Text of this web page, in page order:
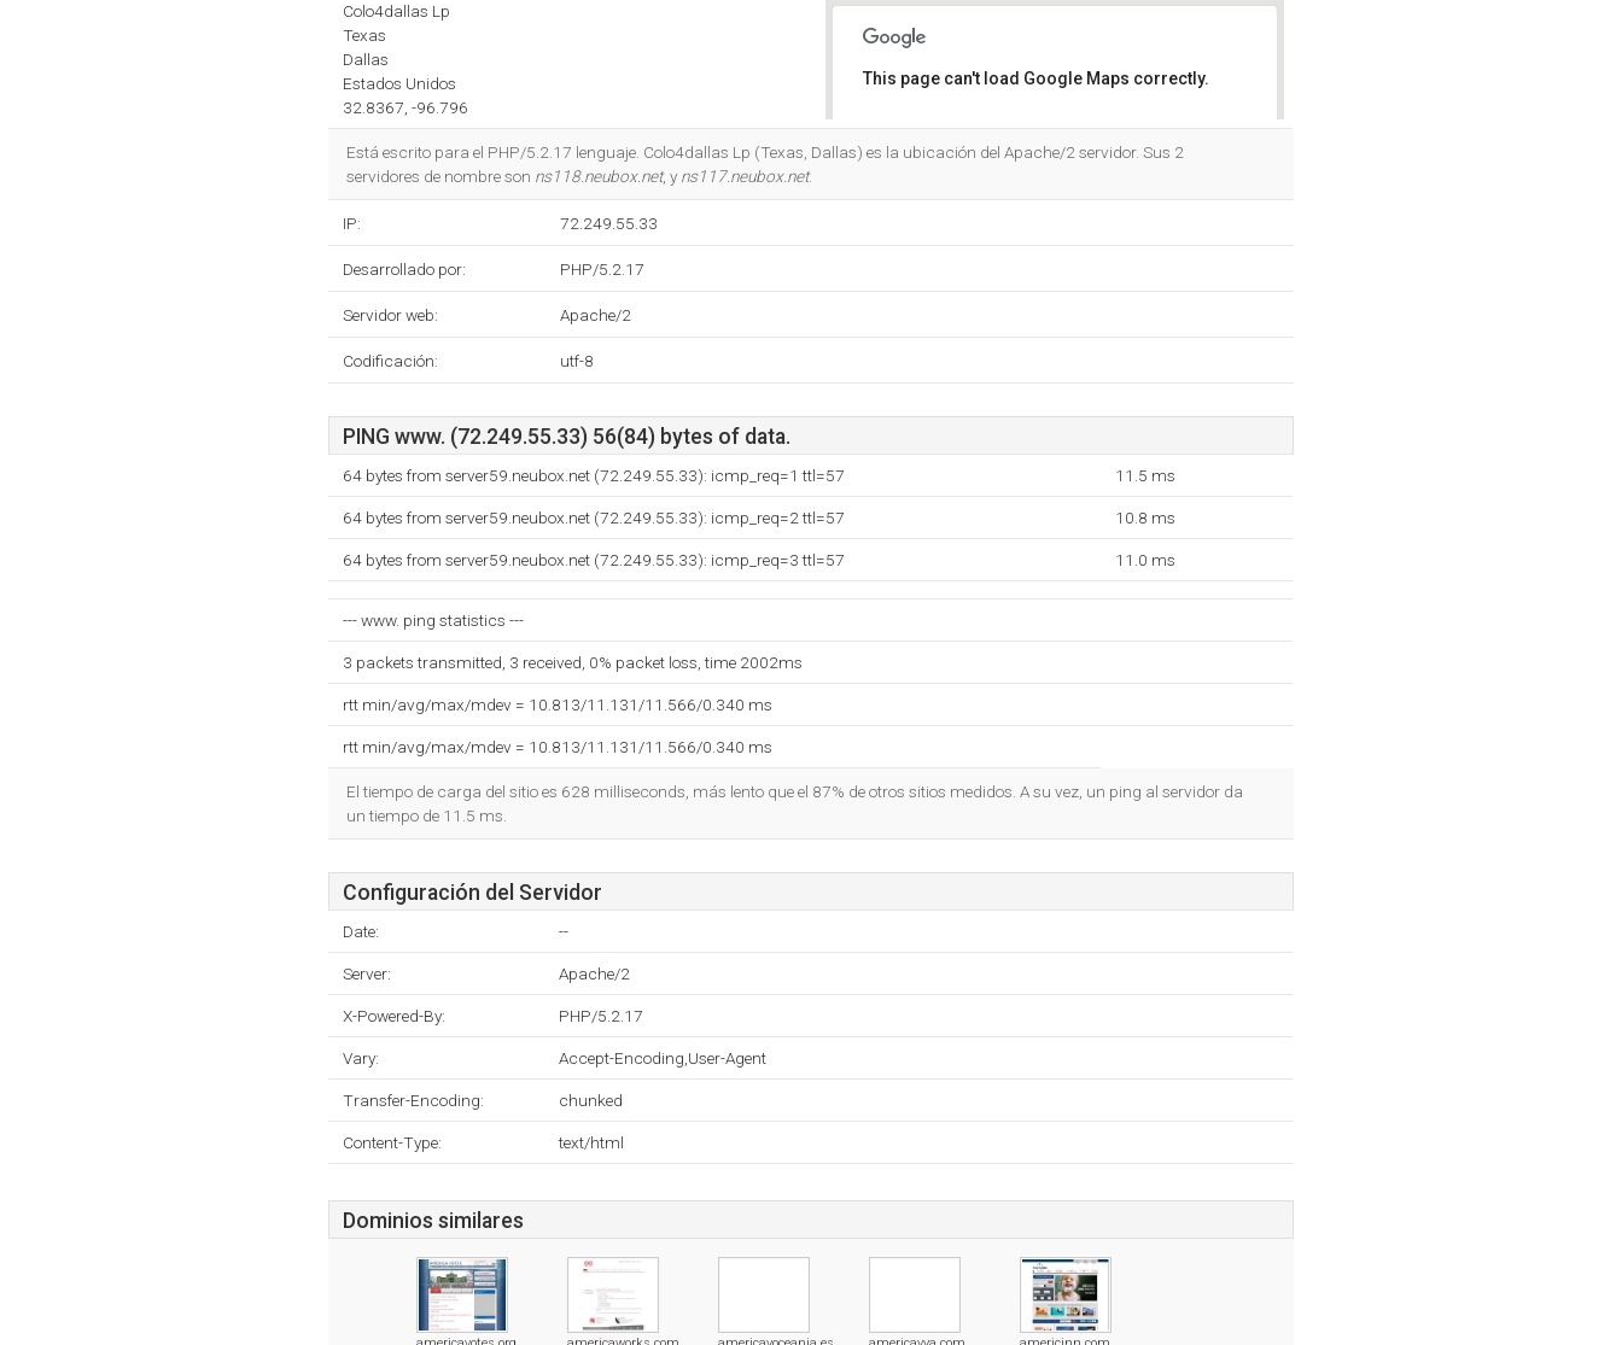
Colo4dallas Lp
Texas
Dallas
Estados Unidos
32.8367, -96.796
This page can't load Google Maps correctly.
Está escrito para el PHP/5.2.17 lenguaje. Colo4dallas Lp (Texas, Dallas) es la ubicación del Apache/2 servidor. Sus 2
servidores de nombre son ns118.neubox.net, y ns117.neubox.net.
IP: 72.249.55.33
Desarrollado por: PHP/5.2.17
Servidor web: Apache/2
Codificación: utf-8
PING www. (72.249.55.33) 56(84) bytes of data.
64 bytes from server59.neubox.net (72.249.55.33): icmp_req=1 ttl=57 11.5 ms
64 bytes from server59.neubox.net (72.249.55.33): icmp_req=2 ttl=57 10.8 ms
64 bytes from server59.neubox.net (72.249.55.33): icmp_req=3 ttl=57 11.0 ms
--- www. ping statistics ---
3 packets transmitted, 3 received, 0% packet loss, time 2002ms
rtt min/avg/max/mdev = 10.813/11.131/11.566/0.340 ms
rtt min/avg/max/mdev = 10.813/11.131/11.566/0.340 ms
El tiempo de carga del sitio es 628 milliseconds, más lento que el 87% de otros sitios medidos. A su vez, un ping al servidor da
un tiempo de 11.5 ms.
Configuración del Servidor
Date: --
Server: Apache/2
X-Powered-By: PHP/5.2.17
Vary: Accept-Encoding,User-Agent
Transfer-Encoding: chunked
Content-Type: text/html
Dominios similares